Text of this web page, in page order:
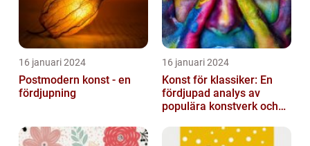
16 januari 2024
Postmodern konst - en
fördjupning
16 januari 2024
Konst för klassiker: En
fördjupad analys av
populära konstverk och